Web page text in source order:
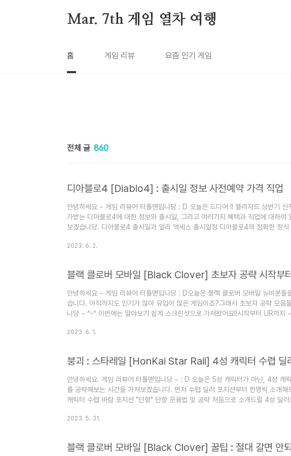
Mar. 7th 게임 열차 여행
홈 게임 리뷰 요즘 인기 게임
전체 글 860
디아블로4 [Diablo4] : 출시일 정보 사전예약 가격 직업
안녕하세요 ~ 게임 리뷰어 터틀맨입니당 : D 오늘은 드디어 !! 블리자드 상반기 신
가받는 디아블로4에 대한 정보와 출시일, 그리고 여러가지 혜택과 직업에 대하여
보겠습니당. 디아블로4 출시일과 얼리 액세스 출시일정 디아블로4의 정확한 정식
구매하신 분들은 일반판 구입 유저분들보다 4일 먼저 얼리 액세스로 시작 하실수
2023. 6. 2.
안녕하세요 ~ 게임 리뷰어 터틀맨입니당 : D오늘은 블랙 클로버 모바일 뉴비분들
습니다. 아직까지도 인기가 많아 유입이 많은 게임이죠?그래서 초보자 공략 모음
니당 ~ ^-^ 이번에는 알아보기 쉽게 스크린샷으로 가져왔어요!!시작부터 UR까지
서 뽑기로 들고 시작한 캐릭터들을 UR로 먼저 만드는 게 중요해요.다음에도 더 좋
2023. 6. 1.
안녕하세요. 게임 리뷰어 터틀맨입니당 ~ : D 오늘은 5성 캐릭터가 아닌, 4성 캐
를 공략해보는 시간을 가져보겠습니다. 먼저 수렵 딜러 포지션부터 한명씩 소개해
캐릭터 수렵 바람 포지션 "단항" 단항 운용법 및 공략 처음으로 소개드릴 4성 딜
금 분들은 5성 딜러가 한명 일 가능성이 높죠.. 무료로 처음에 얻을 수 있으며, 명
2023. 5. 31.